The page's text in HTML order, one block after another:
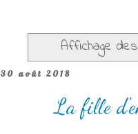
Affichage
30 août 2018
La fille